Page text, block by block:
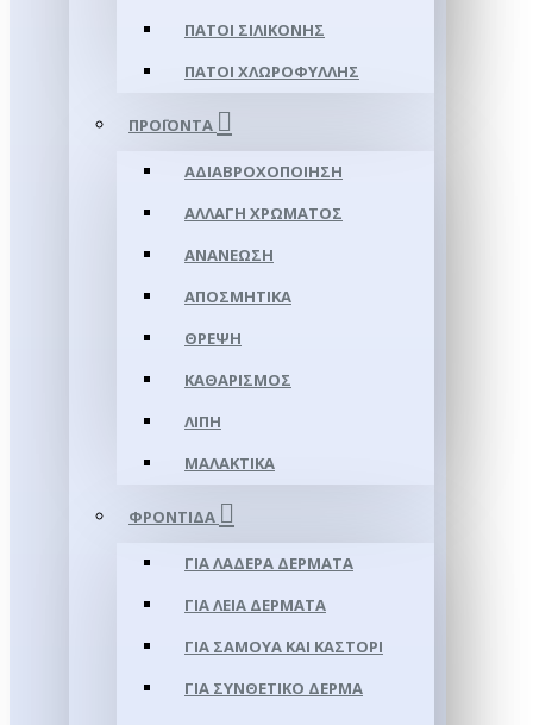
ΠΆΤΟΙ ΣΙΛΙΚΌΝΗΣ
ΠΆΤΟΙ ΧΛΩΡΟΦΎΛΛΗΣ
ΠΡΟΪΌΝΤΑ
ΑΔΙΑΒΡΟΧΟΠΟΊΗΣΗ
ΑΛΛΑΓΉ ΧΡΏΜΑΤΟΣ
ΑΝΑΝΈΩΣΗ
ΑΠΟΣΜΗΤΙΚΆ
ΘΡΈΨΗ
ΚΑΘΑΡΙΣΜΌΣ
ΛΊΠΗ
ΜΑΛΑΚΤΙΚΆ
ΦΡΟΝΤΊΔΑ
ΓΙΑ ΛΑΔΕΡΆ ΔΈΡΜΑΤΑ
ΓΙΑ ΛΕΊΑ ΔΈΡΜΑΤΑ
ΓΙΑ ΣΑΜΟΥΑ ΚΑΙ ΚΑΣΤΌΡΙ
ΓΙΑ ΣΥΝΘΕΤΙΚΌ ΔΈΡΜΑ